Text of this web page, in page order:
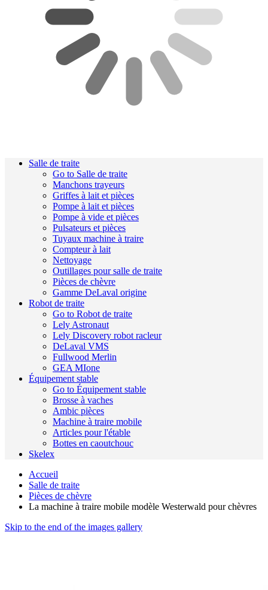
Salle de traite
Go to Salle de traite
Manchons trayeurs
Griffes à lait et pièces
Pompe à lait et pièces
Pompe à vide et pièces
Pulsateurs et pièces
Tuyaux machine à traire
Compteur à lait
Nettoyage
Outillages pour salle de traite
Pièces de chèvre
Gamme DeLaval origine
Robot de traite
Go to Robot de traite
Lely Astronaut
Lely Discovery robot racleur
DeLaval VMS
Fullwood Merlin
GEA MIone
Équipement stable
Go to Équipement stable
Brosse à vaches
Ambic pièces
Machine à traire mobile
Articles pour l'étable
Bottes en caoutchouc
Skelex
Accueil
Salle de traite
Pièces de chèvre
La machine à traire mobile modèle Westerwald pour chèvres
Skip to the end of the images gallery